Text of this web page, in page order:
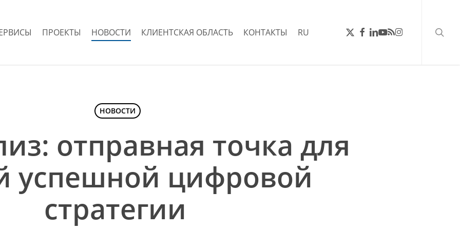
ПРОЕКТЫ НОВОСТИ КЛИЕНТСКАЯ ОБЛАСТЬ КОНТАКТЫ RU ТВИТТЕР
FACEBOOK
LINKEDIN
YOUTUBE
RSSINSTAGRAM
НОВОСТИ
отправная точка для
успешной цифровой
стратегии